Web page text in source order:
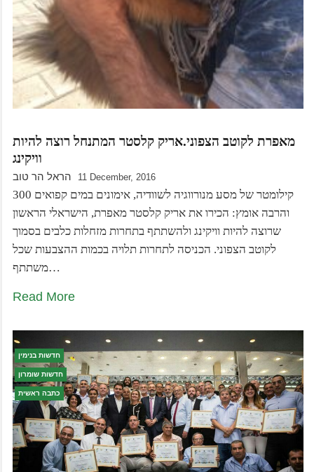
מאפרת לקוטב הצפוני.אריק קלסטר המתנחל רוצה להיות
וויקינג
הראל הר טוב 11 December, 2016
300 קילומטר של מסע מנורווגיה לשוודיה, אימונים במים קפואים
והרבה אומץ: הכירו את אריק קלסטר מאפרת, הישראלי הראשון
שרוצה להיות וויקינג ולהשתתף בתחרות מזחלות כלבים בסמוך
לקוטב הצפוני. הכניסה לתחרות תלויה בכמות ההצבעות שכל
משתתף…
Read More
חדשות בנימין
חדשות שומרון
כתבה ראשית